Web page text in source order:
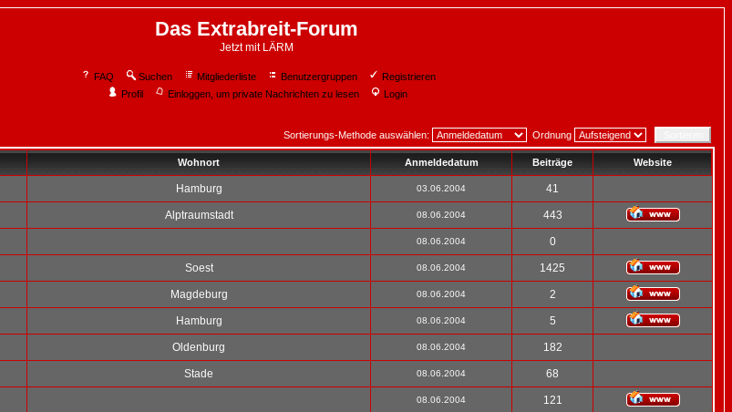
Das Extrabreit-Forum
Jetzt mit LÄRM
FAQ Suchen Mitgliederliste Benutzergruppen
Registrieren
Profil
Einloggen, um private Nachrichten zu lesen Login
Sortierungs-Methode auswählen: Ordnung
Wohnort Anmeldedatum Beiträge Website
Hamburg 03.06.2004 41
Alptraumstadt 08.06.2004 443
08.06.2004 0
Soest 08.06.2004 1425
Magdeburg 08.06.2004 2
Hamburg 08.06.2004 5
Oldenburg 08.06.2004 182
Stade 08.06.2004 68
08.06.2004 121